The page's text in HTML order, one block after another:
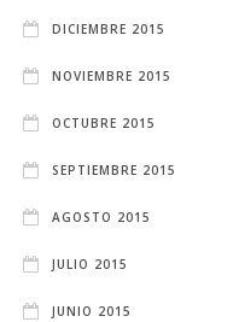
DICIEMBRE 2015
NOVIEMBRE 2015
OCTUBRE 2015
SEPTIEMBRE 2015
AGOSTO 2015
JULIO 2015
JUNIO 2015